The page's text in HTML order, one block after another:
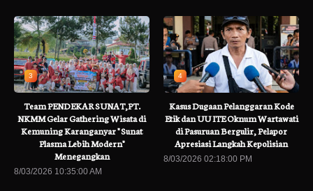
3
Team PENDEKAR SUNAT,PT.
NKMM Gelar Gathering Wisata di
Kemuning Karanganyar " Sunat
Plasma Lebih Modern"
Menegangkan
8/03/2026 10:35:00 AM
4
Kasus Dugaan Pelanggaran Kode
Etik dan UU ITE Oknum Wartawati
di Pasuruan Bergulir, Pelapor
Apresiasi Langkah Kepolisian
8/03/2026 02:18:00 PM